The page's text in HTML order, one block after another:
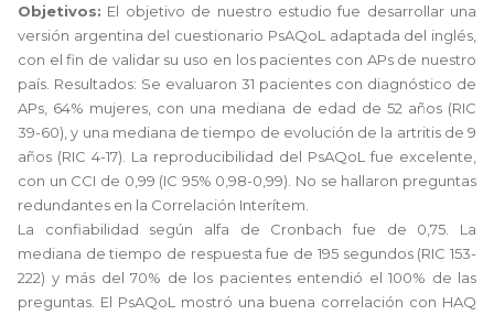
Objetivos: El objetivo de nuestro estudio fue desarrollar una
versión argentina del cuestionario PsAQoL adaptada del inglés,
con el fin de validar su uso en los pacientes con APs de nuestro
país. Resultados: Se evaluaron 31 pacientes con diagnóstico de
APs, 64% mujeres, con una mediana de edad de 52 años (RIC
39-60), y una mediana de tiempo de evolución de la artritis de 9
años (RIC 4-17). La reproducibilidad del PsAQoL fue excelente,
con un CCI de 0,99 (IC 95% 0,98-0,99). No se hallaron preguntas
redundantes en la Correlación Interítem.
La confiabilidad según alfa de Cronbach fue de 0,75. La
mediana de tiempo de respuesta fue de 195 segundos (RIC 153-
222) y más del 70% de los pacientes entendió el 100% de las
preguntas. El PsAQoL mostró una buena correlación con HAQ